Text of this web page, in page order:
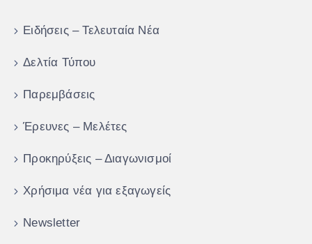
Ειδήσεις – Τελευταία Νέα
Δελτία Τύπου
Παρεμβάσεις
Έρευνες – Μελέτες
Προκηρύξεις – Διαγωνισμοί
Χρήσιμα νέα για εξαγωγείς
Newsletter